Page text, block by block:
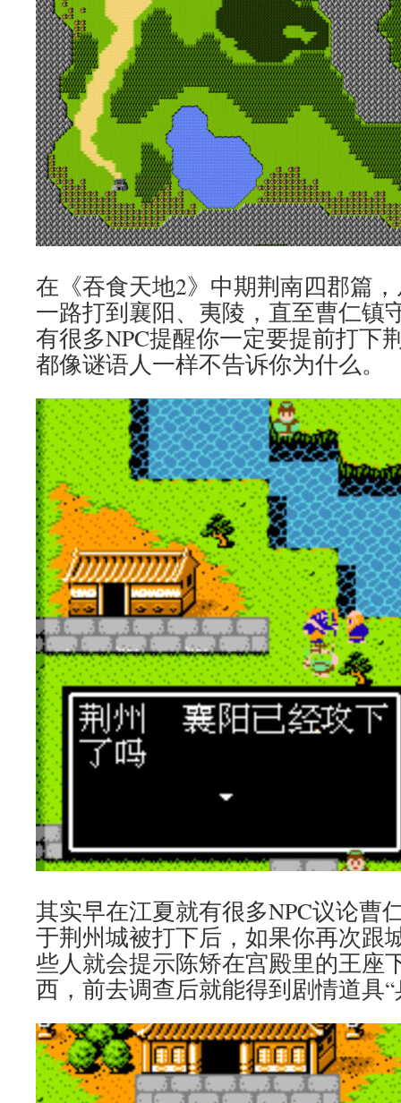
在《吞食天地2》中期荆南四郡篇
一路打到襄阳、夷陵，直至曹仁镇
有很多NPC提醒你一定要提前打下
都像谜语人一样不告诉你为什么。
其实早在江夏就有很多NPC议论曹
于荆州城被打下后，如果你再次跟
些人就会提示陈矫在宫殿里的王座
西，前去调查后就能得到剧情道具“